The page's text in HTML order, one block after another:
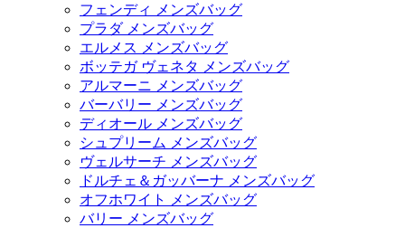
フェンディ メンズバッグ
プラダ メンズバッグ
エルメス メンズバッグ
ボッテガ ヴェネタ メンズバッグ
アルマーニ メンズバッグ
バーバリー メンズバッグ
ディオール メンズバッグ
シュプリーム メンズバッグ
ヴェルサーチ メンズバッグ
ドルチェ＆ガッバーナ メンズバッグ
オフホワイト メンズバッグ
バリー メンズバッグ